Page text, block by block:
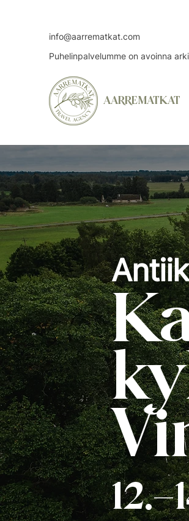
info@aarrematkat.com
Puhelinpalvelumme on avoinna
AARREMATKAT